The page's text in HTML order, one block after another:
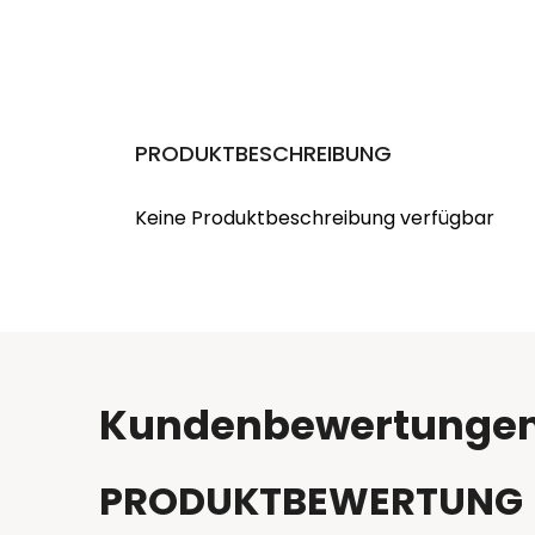
PRODUKTBESCHREIBUNG
Keine Produktbeschreibung verfügbar
PRODUKTBEWERTUNG